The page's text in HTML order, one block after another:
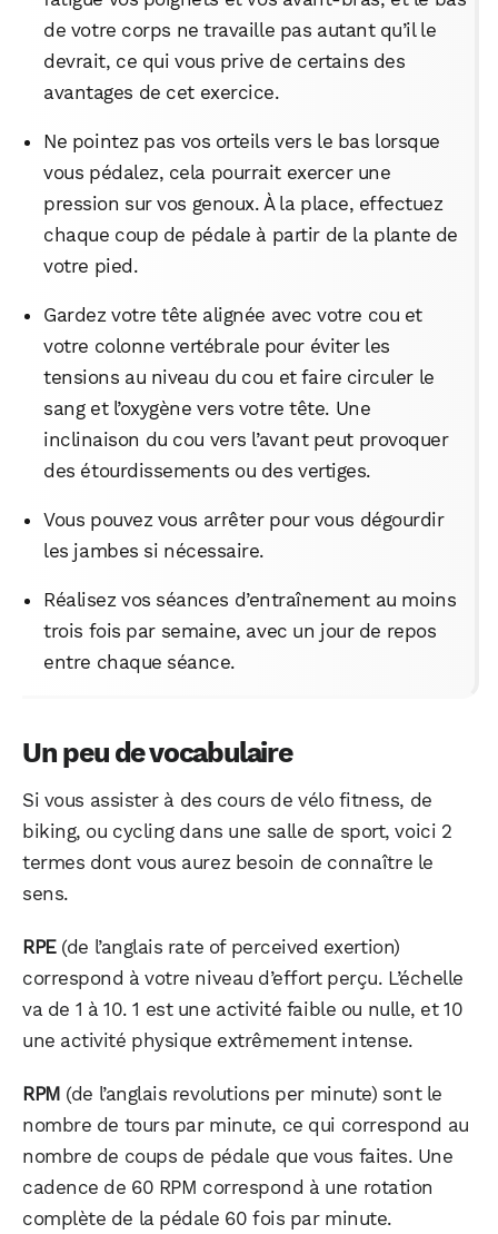
de votre corps ne travaille pas autant qu’il le
devrait, ce qui vous prive de certains des
avantages de cet exercice.
Ne pointez pas vos orteils vers le bas lorsque
vous pédalez, cela pourrait exercer une
pression sur vos genoux. À la place, effectuez
chaque coup de pédale à partir de la plante de
votre pied.
Gardez votre tête alignée avec votre cou et
votre colonne vertébrale pour éviter les
tensions au niveau du cou et faire circuler le
sang et l’oxygène vers votre tête. Une
inclinaison du cou vers l’avant peut provoquer
des étourdissements ou des vertiges.
Vous pouvez vous arrêter pour vous dégourdir
les jambes si nécessaire.
Réalisez vos séances d’entraînement au moins
trois fois par semaine, avec un jour de repos
entre chaque séance.
Un peu de vocabulaire
Si vous assister à des cours de vélo fitness, de
biking, ou cycling dans une salle de sport, voici 2
termes dont vous aurez besoin de connaître le
sens.
RPE(de l’anglais rate of perceived exertion)
correspond à votre niveau d’effort perçu. L’échelle
va de 1 à 10. 1 est une activité faible ou nulle, et 10
une activité physique extrêmement intense.
RPM (de l’anglais revolutions per minute) sont le
nombre de tours par minute, ce qui correspond au
nombre de coups de pédale que vous faites. Une
cadence de 60 RPM correspond à une rotation
complète de la pédale 60 fois par minute.